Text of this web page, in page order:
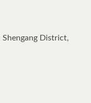
Shengang District,